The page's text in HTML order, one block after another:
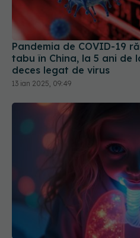
Pandemia de COVID-19
tabu în China, la 5 ani de
deces legat de virus
13 ian 2025, 09:49
Probleme pulmonare
copiii cu long-COVID